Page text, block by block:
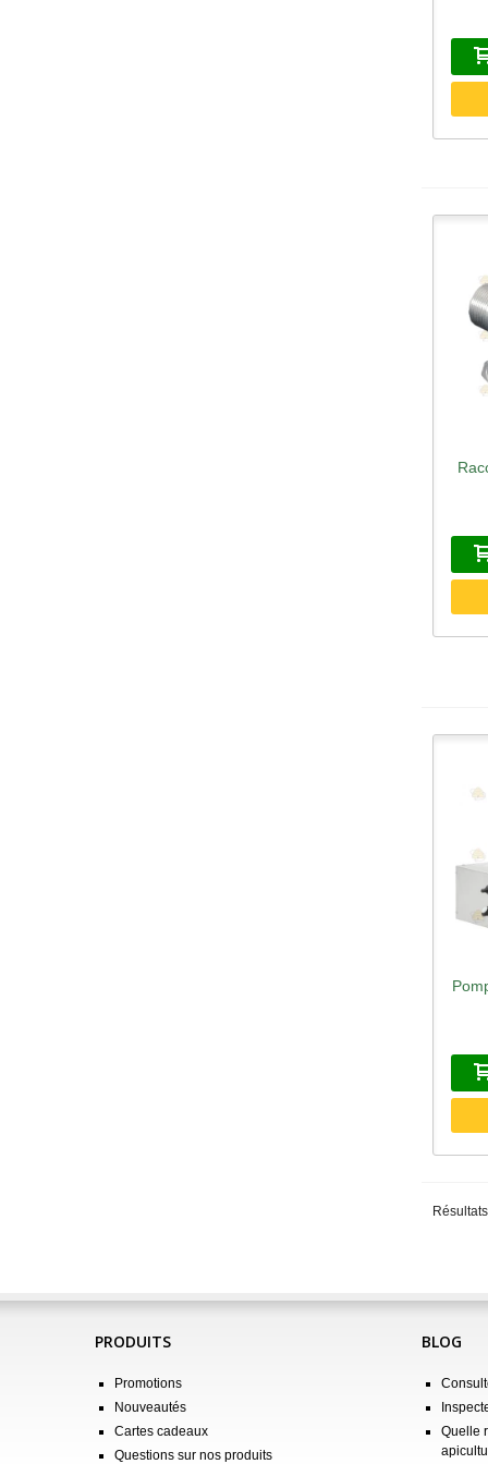
PRODUITS
Promotions
Nouveautés
Cartes cadeaux
Questions sur nos produits
BLOG
Quelle